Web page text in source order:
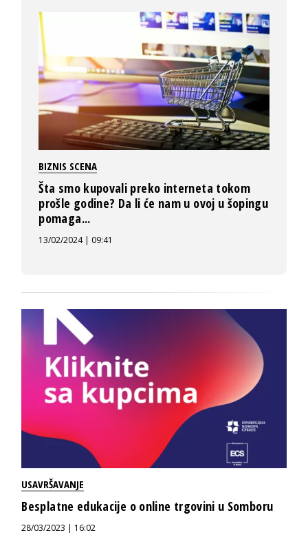
BIZNIS SCENA
Šta smo kupovali preko interneta tokom
prošle godine? Da li će nam u ovoj u šopingu
pomaga...
13/02/2024 | 09:41
USAVRŠAVANJE
Besplatne edukacije o online trgovini u Somboru
28/03/2023 | 16:02